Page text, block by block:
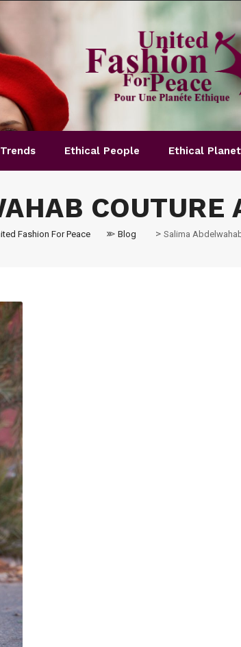
Ethical People Ethical Planet
COUTURE
Fashion For Peace > Blog > Salima